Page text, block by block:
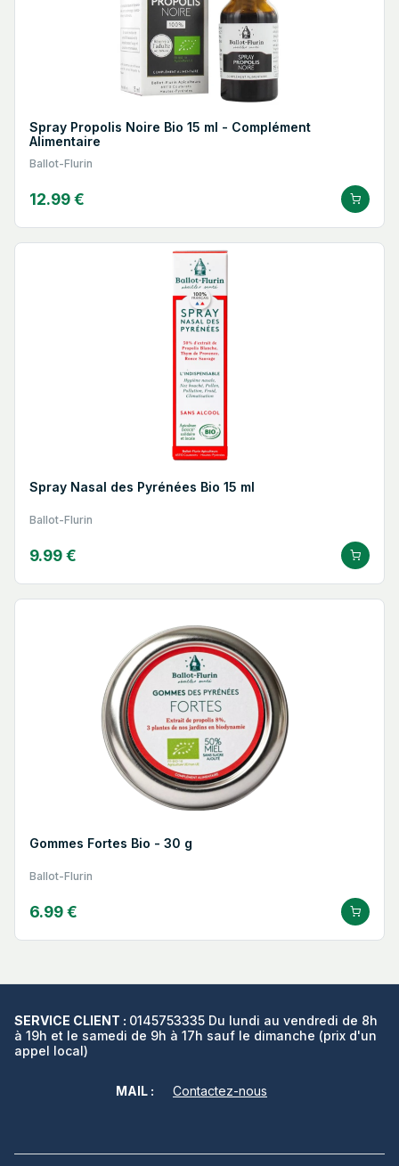
Spray Propolis Noire Bio 15 ml - Complément
Alimentaire
Ballot-Flurin
12.99 €
Spray Nasal des Pyrénées Bio 15 ml
Ballot-Flurin
9.99 €
Gommes Fortes Bio - 30 g
Ballot-Flurin
6.99 €
SERVICE CLIENT : 0145753335 Du lundi au vendredi de 8h
à 19h et le samedi de 9h à 17h sauf le dimanche (prix d'un
appel local)
MAIL : Contactez-nous